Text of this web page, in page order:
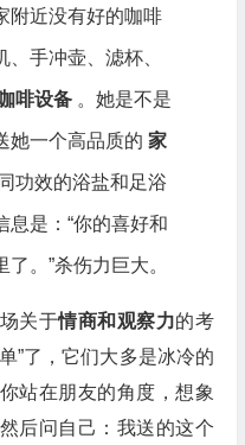
附近没有好的咖啡
手冲壶、滤杯、
啡设备 。她是不是
她一个高品质的 家
功效的浴盐和足浴
息是：“你的喜好和
。”杀伤力巨大。
关于情商和观察力的考
”了，它们大多是冰冷的
站在朋友的角度，想象
后问自己：我送的这个